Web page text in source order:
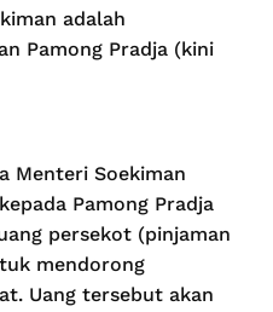
adalah
Pamong Pradja (kini
Menteri Soekiman
Pamong Pradja
persekot (pinjaman
mendorong
Uang tersebut akan